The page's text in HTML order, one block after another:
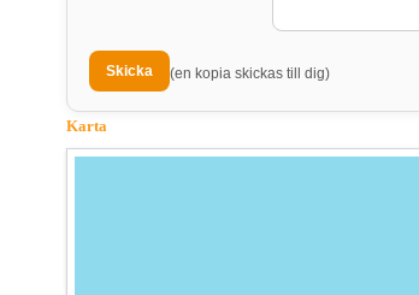
(en kopia skickas till dig)
Karta